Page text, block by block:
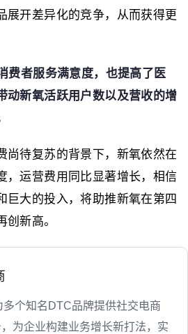
展开差异化的竞争，从而获得更
费者服务满意度，也提高了医
动新氧活跃用户数以及营收的增
尚待复苏的背景下，新氧依然在
，运营费用同比显著增长，相信
巨大的投入，将助推新氧在第四
创新高。
多个知名DTC品牌提供社交电商
为企业构建业务增长新打法，实